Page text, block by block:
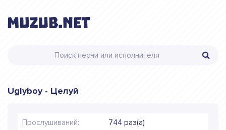
Uglyboy - Целуй
Прослушиваний: 744 раз(а)